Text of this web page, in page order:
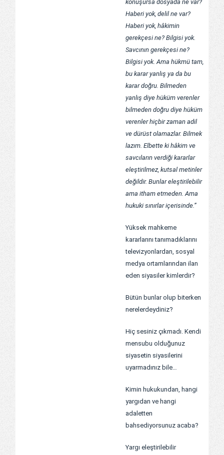
konuşursa dosyada ne var?
Haberi yok, delil ne var?
Haberi yok, hâkimin
gerekçesi ne? Bilgisi yok.
Savcının gerekçesi ne?
Bilgisi yok. Ama hükmü tam,
bu karar yanlış ya da bu
karar doğru. Bilmeden
yanlış diye hüküm verenler
bilmeden doğru diye hüküm
verenler hiçbir zaman adil
ve dürüst olamazlar. Bilmek
lazım. Elbette ki hâkim ve
savcıların verdiği kararlar
eleştirilmez, kutsal metinler
değildir. Bunlar eleştirilebilir
ama itham etmeden. Ama
hukuki sınırlar içerisinde.”
Yüksek mahkeme
kararlarını tanımadıklarını
televizyonlardan, sosyal
medya ortamlarından ilan
eden siyasiler kimlerdir?
Bütün bunlar olup biterken
nerelerdeydiniz?
Hiç sesiniz çıkmadı. Kendi
mensubu olduğunuz
siyasetin siyasilerini
uyarmadınız bile…
Kimin hukukundan, hangi
yargıdan ve hangi
adaletten
bahsediyorsunuz acaba?
Yargı eleştirilebilir